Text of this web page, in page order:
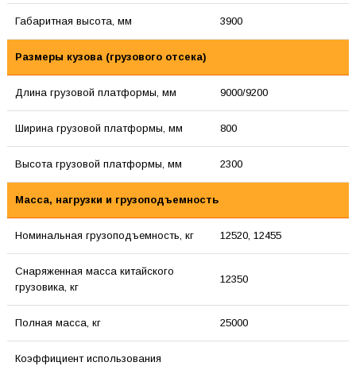
Габаритная высота, мм 3900
Размеры кузова (грузового отсека)
Длина грузовой платформы, мм 9000/9200
Ширина грузовой платформы, мм 800
Высота грузовой платформы, мм 2300
Масса, нагрузки и грузоподъемность
Номинальная грузоподъемность, кг 12520, 12455
Снаряженная масса китайского
грузовика, кг
12350
Полная масса, кг 25000
Коэффициент использования